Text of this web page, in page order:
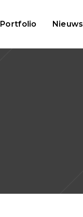
Portfolio Nieuws